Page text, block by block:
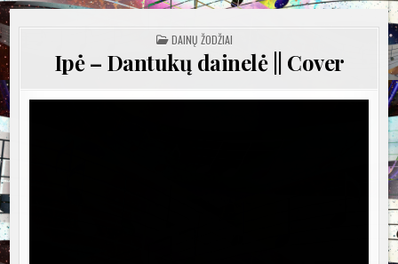
POSTED
IN
DAINŲ ŽODŽIAI
Ipė – Dantukų dainelė || Cover